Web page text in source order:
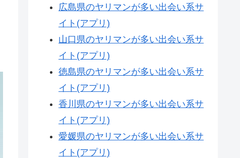
広島県のヤリマンが多い出会い系サ
イト(アプリ)
山口県のヤリマンが多い出会い系サ
イト(アプリ)
徳島県のヤリマンが多い出会い系サ
イト(アプリ)
香川県のヤリマンが多い出会い系サ
イト(アプリ)
愛媛県のヤリマンが多い出会い系サ
イト(アプリ)